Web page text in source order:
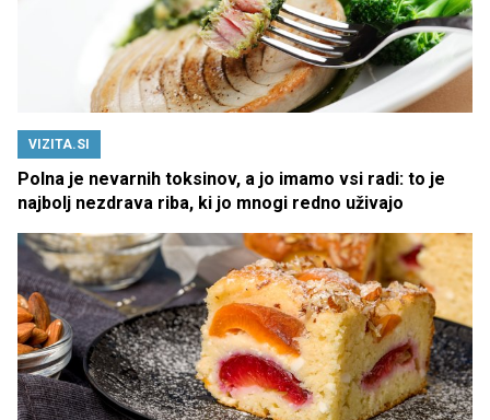
VIZITA.SI
Polna je nevarnih toksinov, a jo imamo vsi radi: to je
najbolj nezdrava riba, ki jo mnogi redno uživajo